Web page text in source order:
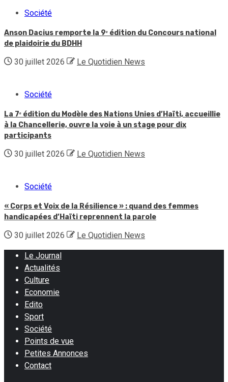
Société
Anson Dacius remporte la 9ᵉ édition du Concours national
de plaidoirie du BDHH
30 juillet 2026 Le Quotidien News
Société
La 7ᵉ édition du Modèle des Nations Unies d’Haïti, accueillie
à la Chancellerie, ouvre la voie à un stage pour dix
participants
30 juillet 2026 Le Quotidien News
Société
« Corps et Voix de la Résilience » : quand des femmes
handicapées d’Haïti reprennent la parole
30 juillet 2026 Le Quotidien News
Le Journal
Actualités
Culture
Economie
Edito
Sport
Société
Points de vue
Petites Annonces
Contact